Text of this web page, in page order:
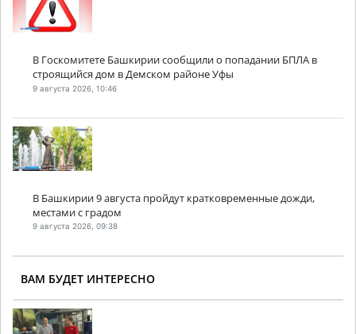
В Госкомитете Башкирии сообщили о попадании БПЛА в
строящийся дом в Демском районе Уфы
9 августа 2026, 10:46
В Башкирии 9 августа пройдут кратковременные дожди,
местами с градом
9 августа 2026, 09:38
ВАМ БУДЕТ ИНТЕРЕСНО